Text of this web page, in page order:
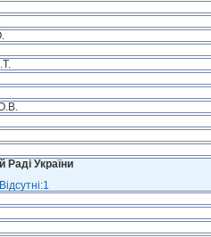
Раді України